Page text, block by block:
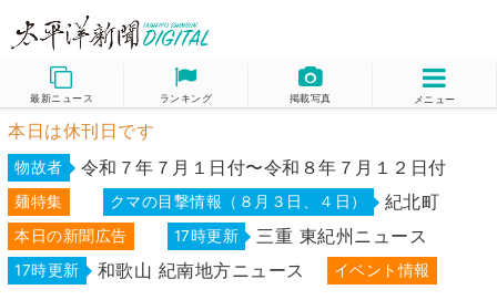
最新ニュース ランキング 掲載写真 メニュー
本日は休刊日です
物故者 令和７年７月１日付〜令和８年７月１２日付
麺特集 クマの目撃情報（８月３日、４日） 紀北町
本日の新聞広告 17時更新 三重 東紀州ニュース
17時更新 和歌山 紀南地方ニュース イベント情報